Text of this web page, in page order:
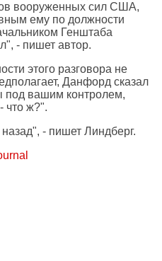
вооруженных сил США,
ему по должности
Генштаба
- пишет автор.
этого разговора не
Данфорд сказал
под вашим контролем,
что ж?".
- пишет Линдберг.